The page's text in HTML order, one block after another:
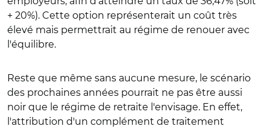
+ 20%). Cette option représenterait un coût très
élevé mais permettrait au régime de renouer avec
l'équilibre.
Reste que même sans aucune mesure, le scénario
des prochaines années pourrait ne pas être aussi
noir que le régime de retraite l'envisage. En effet,
l'attribution d'un complément de traitement